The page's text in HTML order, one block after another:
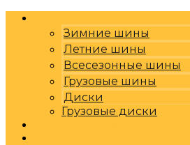
Зимние шины
Летние шины
Всесезонные шины
Грузовые шины
Диски
Грузовые диски